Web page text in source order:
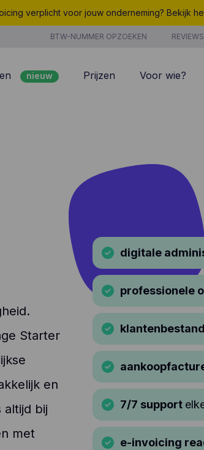
verplicht voor jouw onderneming? Bekijk
BTW-NUMMER OPZOEKEN REVIEWS
nieuw
Producten & Diensten
Prijzen Voor wie?
Starter
en
bij
met
digitale
professionele
klantenbestand
7/7 support
e-invoicing